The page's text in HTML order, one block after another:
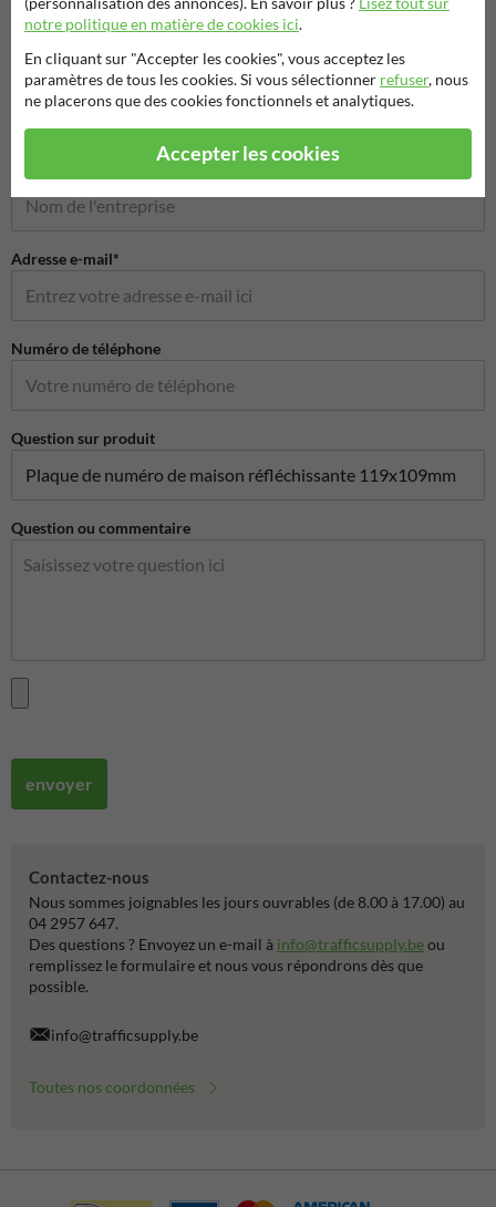
Nom*
Adresse e-mail*
Numéro de téléphone
Question sur produit
Question ou commentaire
envoyer
Contactez-nous
Nous sommes joignables les jours ouvrables (de 8.00 à 17.00) au
04 2957 647.
Des questions ? Envoyez un e-mail à info@trafficsupply.beou
remplissez le formulaire et nous vous répondrons dès que
possible.
info@trafficsupply.be
Toutes nos coordonnées
notre politique en matière de cookies ici.
En cliquant sur "Accepter les cookies", vous acceptez les
paramètres de tous les cookies. Si vous sélectionner refuser, nous
ne placerons que des cookies fonctionnels et analytiques.
Accepter les cookies